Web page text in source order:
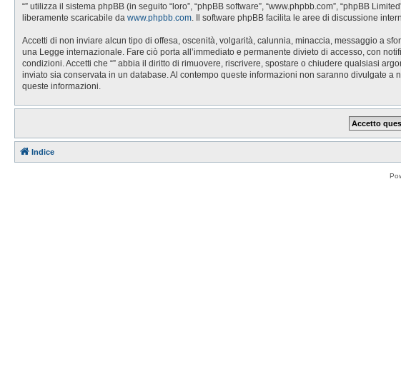
“” utilizza il sistema phpBB (in seguito “loro”, “phpBB software”, “www.phpbb.com”, “phpBB
liberamente scaricabile da www.phpbb.com . Il software phpBB facilita le aree di discussione
Accetti di non inviare alcun tipo di offesa, oscenità, volgarità, calunnia, minaccia, messaggio a
una Legge internazionale. Fare ciò porta all’immediato e permanente divieto di accesso, con
condizioni. Accetti che “” abbia il diritto di rimuovere, riscrivere, spostare o chiudere qualsiasi
inviato sia conservata in un database. Al contempo queste informazioni non saranno divulgate
queste informazioni.
Indice